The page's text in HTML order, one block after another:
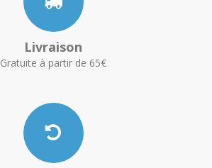
Livraison
Gratuite à partir de 65€